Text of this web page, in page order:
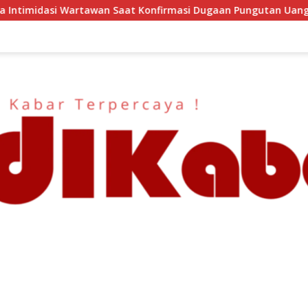
Konfirmasi Dugaan Pungutan Uang Gedung, Anggota